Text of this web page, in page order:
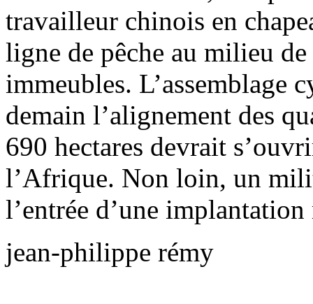
travailleur chinois en
ligne de pêche au milieu
immeubles. L’assemblage
demain l’alignement des
690 hectares devrait
l’Afrique. Non loin, un
l’entrée d’une
jean-philippe rémy